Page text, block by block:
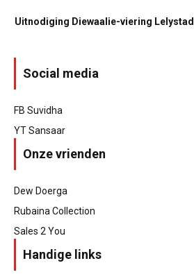
Uitnodiging Diewaalie-viering Lelystad
Social media
FB Suvidha
YT Sansaar
Onze vrienden
Dew Doerga
Rubaina Collection
Sales 2 You
Handige links